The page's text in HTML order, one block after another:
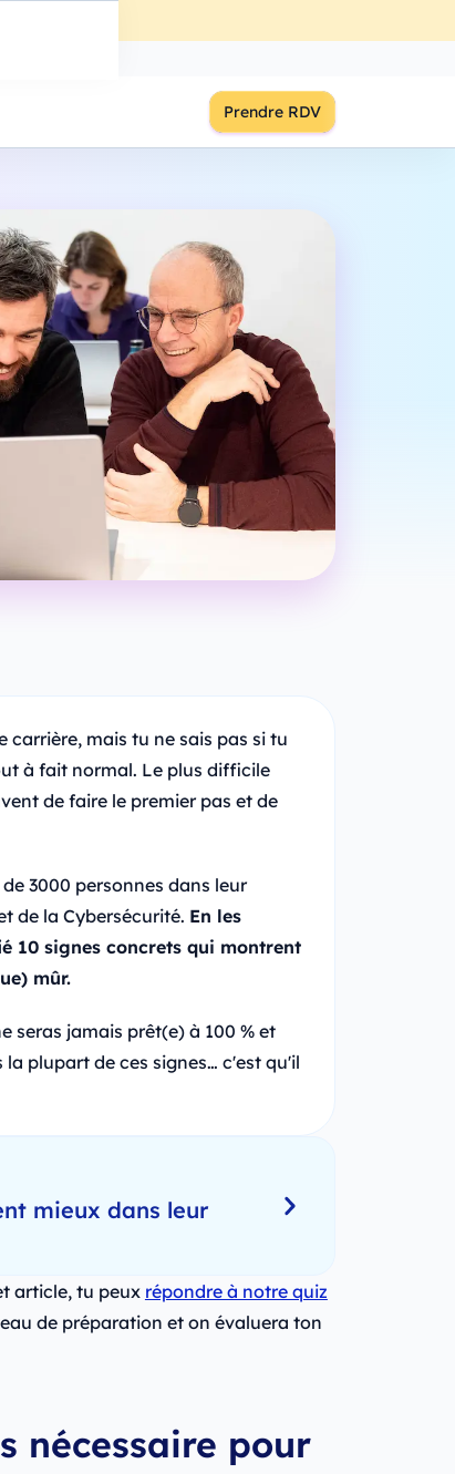
Prendre RDV
carrière, mais tu ne sais pas si tu
à fait normal. Le plus difficile
de faire le premier pas et de
3000 personnes dans leur
de la Cybersécurité. En les
10 signes concrets qui montrent
mûr.
seras jamais prêt(e) à 100 % et
plupart de ces signes… c'est qu'il
mieux dans leur
article, tu peux répondre à notre quiz
de préparation et on évaluera ton
nécessaire pour